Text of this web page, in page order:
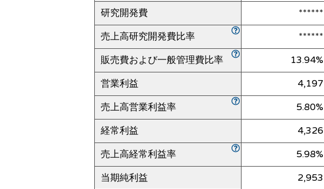
研究開発費
******
売上高研究開発費比率
******
販売費および一般管理費比率
13.94%
営業利益
4,197
売上高営業利益率
5.80%
経常利益
4,326
売上高経常利益率
5.98%
当期純利益
2,953